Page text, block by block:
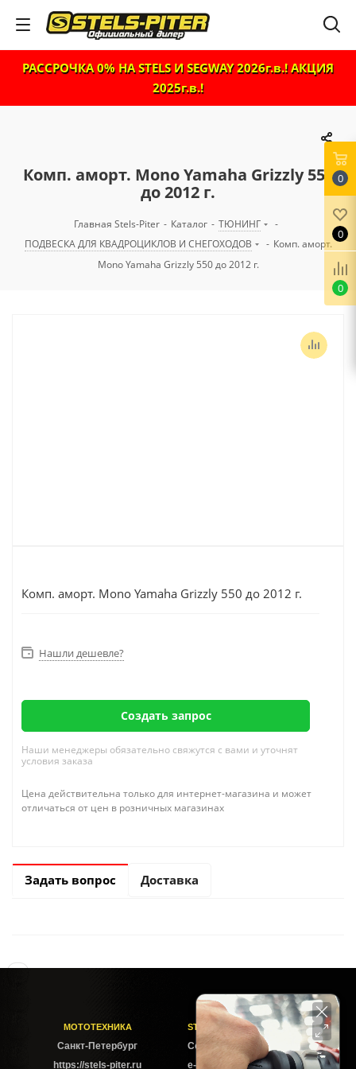
РАССРОЧКА 0% НА STELS И SEGWAY 2026г.в.! АКЦИЯ
2025г.в.!
Комп. аморт. Mono Yamaha Grizzly 550
до 2012 г.
Главная Stels-Piter - Каталог - ТЮНИНГ
-
ПОДВЕСКА ДЛЯ КВАДРОЦИКЛОВ И СНЕГОХОДОВ
- Комп. аморт.
Mono Yamaha Grizzly 550 до 2012 г.
Комп. аморт. Mono Yamaha Grizzly 550 до 2012 г.
Нашли дешевле?
Создать запрос
Наши менеджеры обязательно свяжутся с вами и уточнят
условия заказа
Цена действительна только для интернет-магазина и может
отличаться от цен в розничных магазинах
Задать вопрос Доставка
МОТОТЕХНИКА
Cанкт-Петербург
https://stels-piter.ru
STELS-PITER СОФИЙСКАЯ
Софийская ул. 6Б
e-mail: sales@stels-piter.ru
0
0
0